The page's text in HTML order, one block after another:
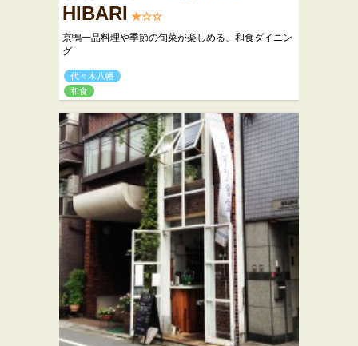
HIBARI ★☆☆
京鴨一品料理や季節の旬菜が楽しめる、和食ダイニン
グ
代々木八幡
和食